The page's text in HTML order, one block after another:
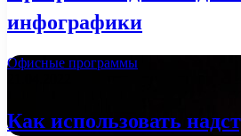
инфографики
Офисные программы
Как использовать